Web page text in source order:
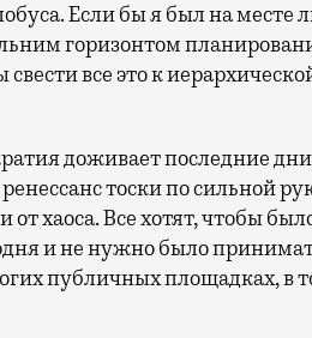
Если бы я был на
горизонтом
все это к
доживает последние
тоски по сильной
хаоса. Все хотят, чтобы
и не нужно было
публичных площадках, в